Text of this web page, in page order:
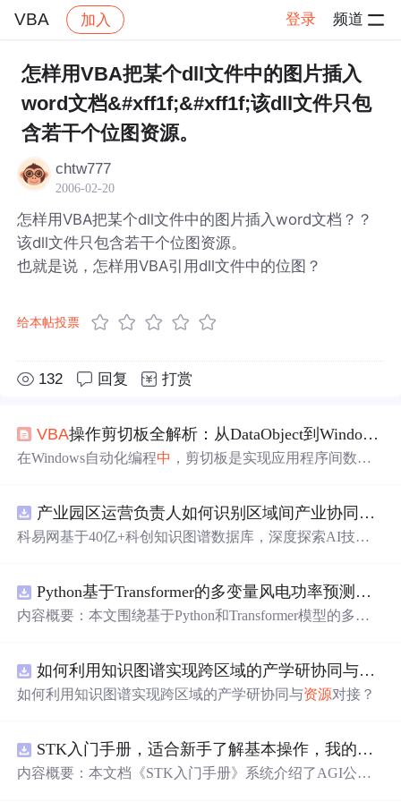
VBA 加入 登录 频道
社区 VBA 帖子详情
怎样用VBA把某个dll文件中的图片插入
word文档&#xff1f;&#xff1f;该dll文件只包
含若干个位图资源。
chtw777
2006-02-20
怎样用VBA把某个dll文件中的图片插入word文档？？
该dll文件只包含若干个位图资源。
也就是说，怎样用VBA引用dll文件中的位图？
给本帖投票
132 回复 打赏
VBA操作剪切板全解析：从DataObject到Windows API的进阶指南
在Windows自动化编程中 ，剪切板是实现应用程序间数据
够突破单一应用的限制，构建跨软件的数据自动化流程，
极大提升办公效率。在VBA（Visual Basic for Application
括网页数据抓取、跨文档信息汇总以及报表自动生成。本
文聚焦于 VBA操作剪切板的两种主流方案：基于Microso
产业园区运营负责人如何识别区域间产业协同机会？.docx
科易网基于40亿+科创知识图谱数据库，深度探索AI技术
新领域的AI+数智化解决方案，推动科技创新与产业创新
智能化发展。
Python基于Transformer的多变量风电功率预测研究
内容概要：本文围绕基于Python和Transformer模型的多变
温度、湿度等多种气象及运行变量作为输入特征，构建高
精度预测模型。为进一步提升预测的稳健性与可靠性，研
计能力。该技术是机器学习与新能源领域深度融合的典型
应用，旨在提高风电并网的稳定性与电网调度的科学性。;
适合人群：具备Python编程基础，熟悉主流深度学习框架
如何利用知识图谱实现跨区域的产学研协同与
资源
如何利用知识图谱实现跨区域的产学研协同与资源对接？
STK入门手册，适合新手了解基本操作，我的主页还有进阶教程
内容概要：本文档《STK入门手册》系统介绍了AGI公司